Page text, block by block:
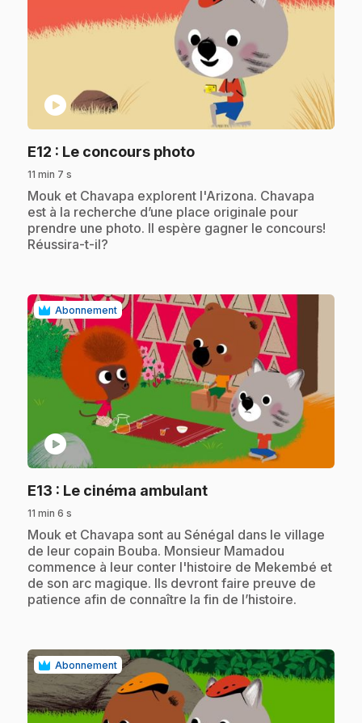
play_circle
E12 : Le concours photo.
11 min 7 s
.Mouk et Chavapa explorent l'Arizona. Chavapa
est à la recherche d’une place originale pour
prendre une photo. Il espère gagner le concours!
Réussira-t-il?
Abonnement
play_circle
E13 : Le cinéma ambulant.
11 min 6 s
.Mouk et Chavapa sont au Sénégal dans le village
de leur copain Bouba. Monsieur Mamadou
commence à leur conter l'histoire de Mekembé et
de son arc magique. Ils devront faire preuve de
patience afin de connaître la fin de l’histoire.
Abonnement